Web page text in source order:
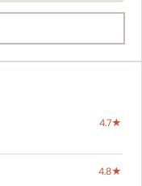
4.7★
4.8★